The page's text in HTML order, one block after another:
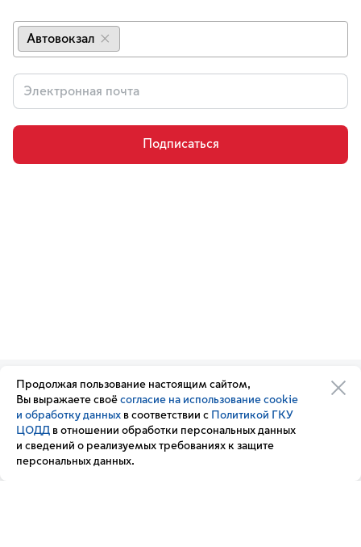
Автовокзал
Подписаться
Организации транспортного
комплекса
Транспортный комплекс
России
Новости
Обратная связь
Подписка
на новости
Вакансии
Продолжая пользование настоящим сайтом,
Вы выражаете своё согласие на использование cookie
и обработку данных в соответствии с Политикой ГКУ
ЦОДД в отношении обработки персональных данных
и сведений о реализуемых требованиях к защите
персональных данных.